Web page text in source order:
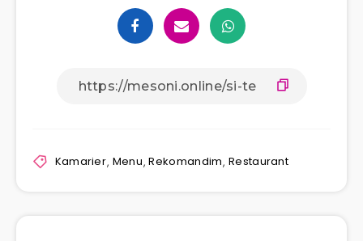
Kamarier, Menu,Rekomandim,Restaurant